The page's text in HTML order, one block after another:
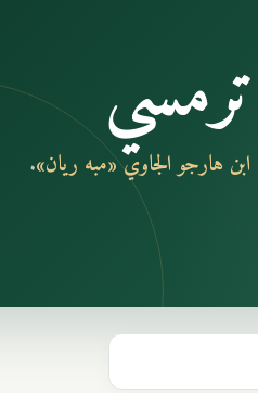
ابن هارجو الجاوي «مبه ريان».